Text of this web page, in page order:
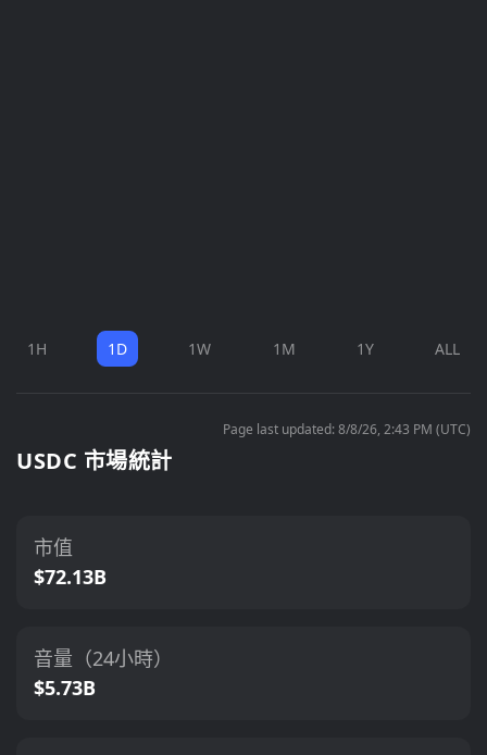
1H 1D 1W 1M 1Y ALL
Page last updated: 8/8/26, 2:43 PM (UTC)
USDC 市場統計
市值
$72.13B
音量（24小時）
$5.73B